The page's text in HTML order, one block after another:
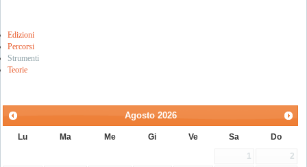
Edizioni
Percorsi
Strumenti
Teorie
Agosto 2026
Lu Ma Me Gi Ve Sa Do
1
2